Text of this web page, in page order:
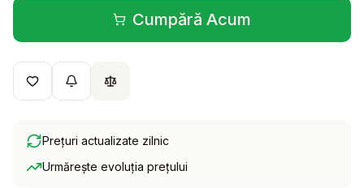
Cumpără Acum
(se deschide într-o filă
Prețuri actualizate zilnic
Urmărește evoluția prețului